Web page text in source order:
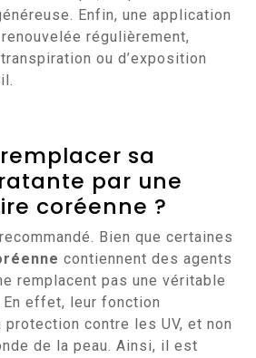
Enfin, une application
régulièrement,
ou d’exposition
sa
par une
coréenne ?
Bien que certaines
contiennent des agents
remplacent pas une véritable
En effet, leur fonction
contre les UV, et non
de la peau. Ainsi, il est